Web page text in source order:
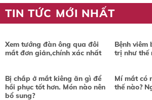
TIN TỨC MỚI NHẤT
Xem tướng đàn ông qua đôi
mắt đơn giản,chính xác nhất
Bệnh
trị như thế
Bị chắp ở mắt kiêng ăn gì để
hồi phục tốt hơn. Món nào nên
bổ sung?
Mí mắt có
thế nào?